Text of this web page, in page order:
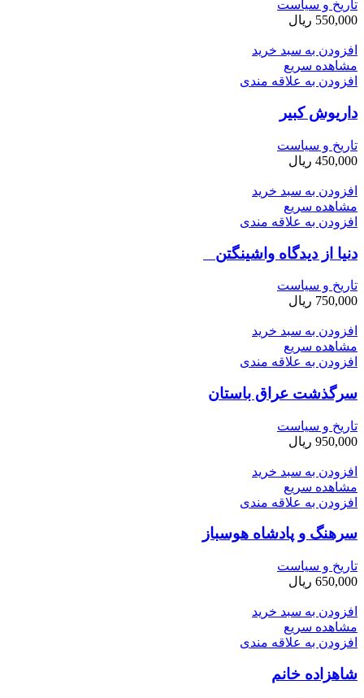
تاریخ و سیاست
550,000 ریال
افزودن به سبد خرید
مشاهده سریع
افزودن به علاقه مندی
داریوش کبیر
تاریخ و سیاست
450,000 ریال
افزودن به سبد خرید
مشاهده سریع
افزودن به علاقه مندی
دنیا از دیدگاه واشینگتن
تاریخ و سیاست
750,000 ریال
افزودن به سبد خرید
مشاهده سریع
افزودن به علاقه مندی
سرگذشت عراق باستان
تاریخ و سیاست
950,000 ریال
افزودن به سبد خرید
مشاهده سریع
افزودن به علاقه مندی
سرهنگ و پادشاه هوسباز
تاریخ و سیاست
650,000 ریال
افزودن به سبد خرید
مشاهده سریع
افزودن به علاقه مندی
شاهزاده خانم